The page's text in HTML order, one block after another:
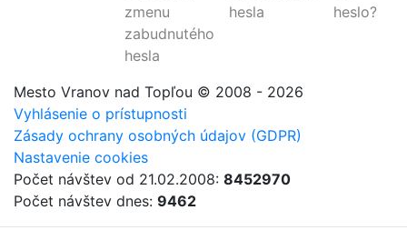
zmenu
zabudnutého
hesla
hesla
heslo?
Mesto Vranov nad Topľou © 2008 - 2026
Vyhlásenie o prístupnosti
Zásady ochrany osobných údajov (GDPR)
Nastavenie cookies
Počet návštev od 21.02.2008: 8452970
Počet návštev dnes: 9462